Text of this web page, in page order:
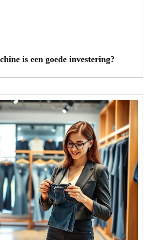
is een goede investering?